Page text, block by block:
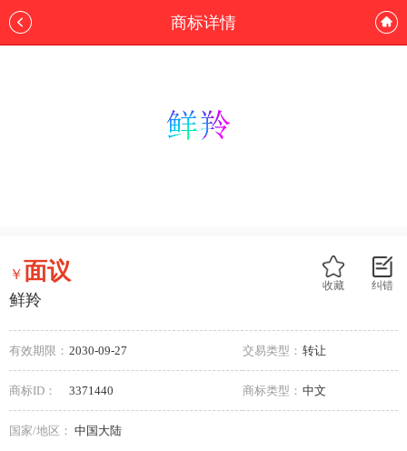
商标详情
纠错
收藏
￥面议
鲜羚
有效期限： 2030-09-27 交易类型： 转让
商标ID： 3371440 商标类型： 中文
国家/地区： 中国大陆